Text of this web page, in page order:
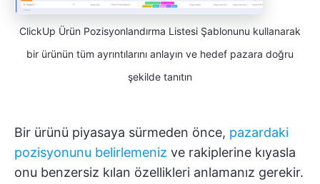
ClickUp Ürün Pozisyonlandırma Listesi Şablonunu kullanarak
bir ürünün tüm ayrıntılarını anlayın ve hedef pazara doğru
şekilde tanıtın
Bir ürünü piyasaya sürmeden önce, pazardaki
pozisyonunu belirlemeniz ve rakiplerine kıyasla
onu benzersiz kılan özellikleri anlamanız gerekir.